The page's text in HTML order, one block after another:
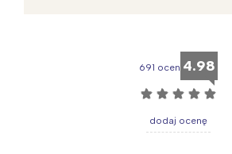
691 ocen 4.98
☆ ☆ ☆ ☆ ☆
dodaj ocenę